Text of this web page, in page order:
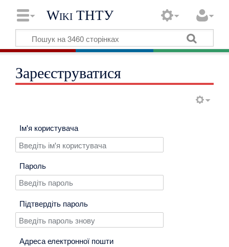
Wiki ТНТУ
Зареєструватися
Ім'я користувача
Пароль
Підтвердіть пароль
Адреса електронної пошти